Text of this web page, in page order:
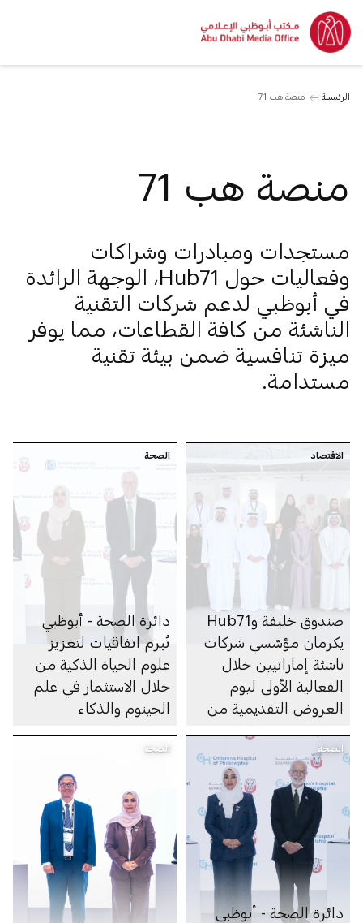
الرئيسية منصة هب 71
منصة هب 71
مستجدات ومبادرات وشراكات
وفعاليات حول Hub71، الوجهة الرائدة
في أبوظبي لدعم شركات التقنية
الناشئة من كافة القطاعات، مما يوفر
ميزة تنافسية ضمن بيئة تقنية
مستدامة.
الاقتصاد
صندوق خليفة وHub71
يكرمان مؤسّسي شركات
ناشئة إماراتيين خلال
الفعالية الأولى ليوم
العروض التقديمية من
الصحة
دائرة الصحة - أبوظبي
تُبرم اتفاقيات لتعزيز
علوم الحياة الذكية من
خلال الاستثمار في علم
الجينوم والذكاء
والرعاية الصحية
الصحة
دائرة الصحة - أبوظبي
الصحة